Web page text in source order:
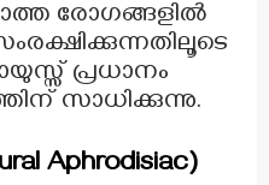
രോഗങ്ങളിൽ
പ്രധാനം
സാധിക്കുന്നു.
Aphrodisiac)